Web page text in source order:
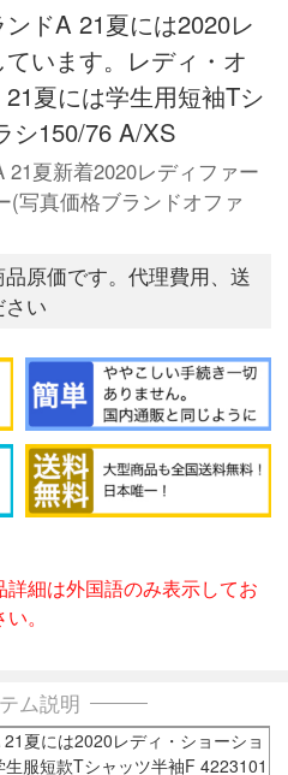
ドA 21夏には2020レ
います。レディ・オ
夏には学生用短袖Tシ
シ150/76 A/XS
夏新着2020レディファー
(写真価格ブランドオファ
原価です。代理費用、送
い
細は外国語のみ表示してお
。
ム説明
夏には2020レディ・ショーショ
服短款Tシャッツ半袖F 4223101